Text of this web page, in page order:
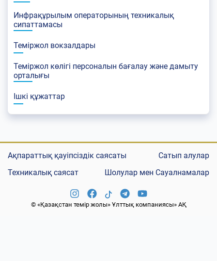
Инфрақұрылым операторының техникалық
сипаттамасы
Теміржол вокзалдары
Теміржол көлігі персоналын бағалау және дамыту
орталығы
Ішкі құжаттар
Ақпараттық қауіпсіздік саясаты
Сатып алулар
Техникалық саясат
Шолулар мен Сауалнамалар
© «Қазақстан темір жолы» Ұлттық компаниясы» АҚ